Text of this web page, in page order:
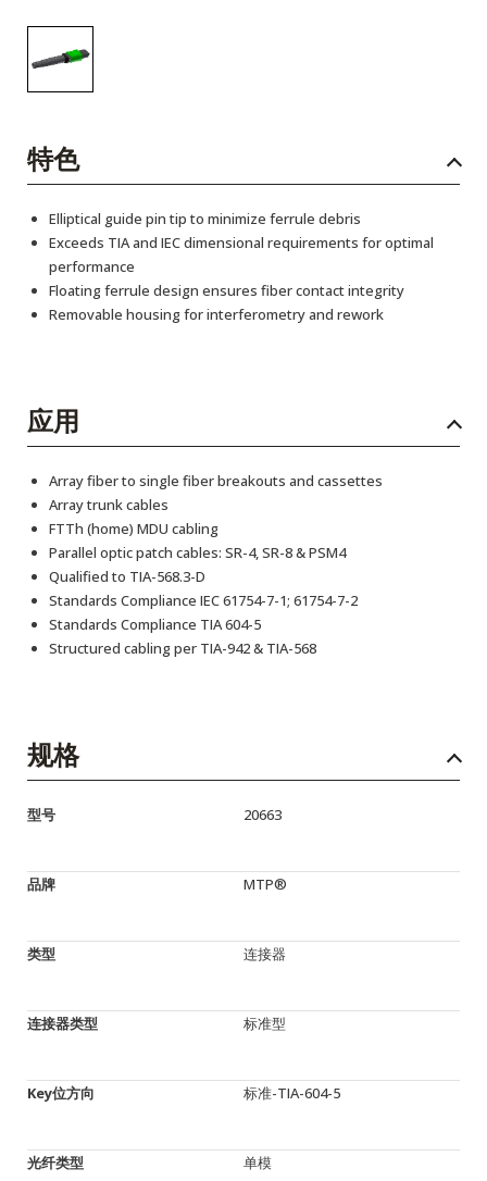
特色
Elliptical guide pin tip to minimize ferrule debris
Exceeds TIA and IEC dimensional requirements for optimal
performance
Floating ferrule design ensures fiber contact integrity
Removable housing for interferometry and rework
应用
Array fiber to single fiber breakouts and cassettes
Array trunk cables
FTTh (home) MDU cabling
Parallel optic patch cables: SR-4, SR-8 & PSM4
Qualified to TIA-568.3-D
Standards Compliance IEC 61754-7-1; 61754-7-2
Standards Compliance TIA 604-5
Structured cabling per TIA-942 & TIA-568
规格
型号 20663
品牌 MTP®
类型 连接器
连接器类型 标准型
Key位方向 标准-TIA-604-5
光纤类型 单模